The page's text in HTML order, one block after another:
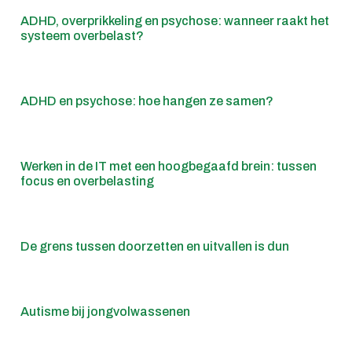
ADHD, overprikkeling en psychose: wanneer raakt het
systeem overbelast?
ADHD en psychose: hoe hangen ze samen?
Werken in de IT met een hoogbegaafd brein: tussen
focus en overbelasting
De grens tussen doorzetten en uitvallen is dun
Autisme bij jongvolwassenen